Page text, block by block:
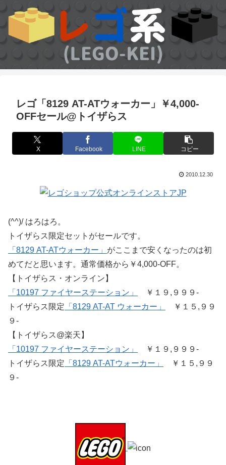
レゴ「8129 AT-ATウォーカー」￥4,000-
OFFセール@トイザらス
X Facebook LINE コピー
2010.12.30
(^^)/ はろはろ。
トイザらス限定セットがセールです。
「8129 AT-ATウォーカー」 がここまで安くなったのは初
めてだと思います。通常価格から￥4,000-OFF。
【トイザらス・オンライン】
「10197 ファイヤーステーション」
￥１９,９９９-
トイザらス限定 「8129 AT-AT ウォーカー」
￥１５,９９
９-
【トイザらス@楽天】
「10197 ファイヤーステーション」
￥１９,９９９-
トイザらス限定 「8129 AT-ATウォーカー」
￥１５,９９
９-